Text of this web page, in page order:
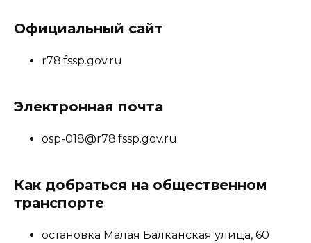
Официальный сайт
r78.fssp.gov.ru
Электронная почта
osp-018@r78.fssp.gov.ru
Как добраться на общественном
транспорте
остановка Малая Балканская улица, 60